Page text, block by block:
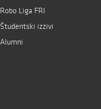
Robo Liga FRI
Študentski izzivi
Alumni